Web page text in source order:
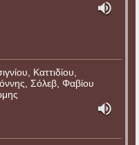
Καττιδίου,
Σόλεβ, Φαβίου